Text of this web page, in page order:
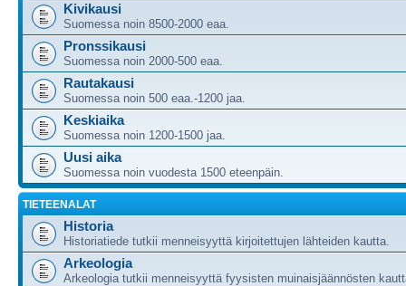
Kivikausi
Suomessa noin 8500-2000 eaa.
Pronssikausi
Suomessa noin 2000-500 eaa.
Rautakausi
Suomessa noin 500 eaa.-1200 jaa.
Keskiaika
Suomessa noin 1200-1500 jaa.
Uusi aika
Suomessa noin vuodesta 1500 eteenpäin.
TIETEENALAT
Historia
Historiatiede tutkii menneisyyttä kirjoitettujen lähteiden kautta.
Arkeologia
Arkeologia tutkii menneisyyttä fyysisten muinaisjäännösten